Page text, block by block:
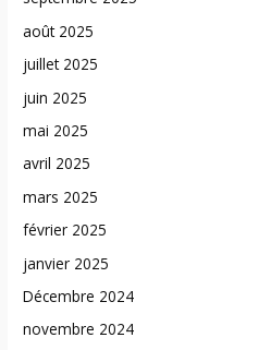
août 2025
juillet 2025
juin 2025
mai 2025
avril 2025
mars 2025
février 2025
janvier 2025
Décembre 2024
novembre 2024